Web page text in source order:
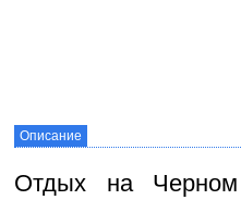
Описание
Отдых на